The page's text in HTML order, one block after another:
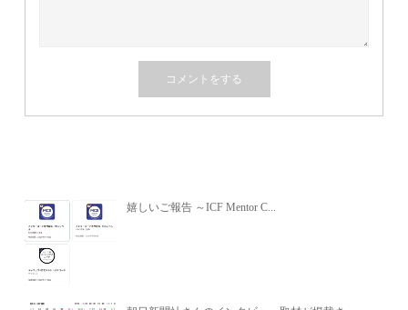
嬉しいご報告 ～ICF Mentor C...